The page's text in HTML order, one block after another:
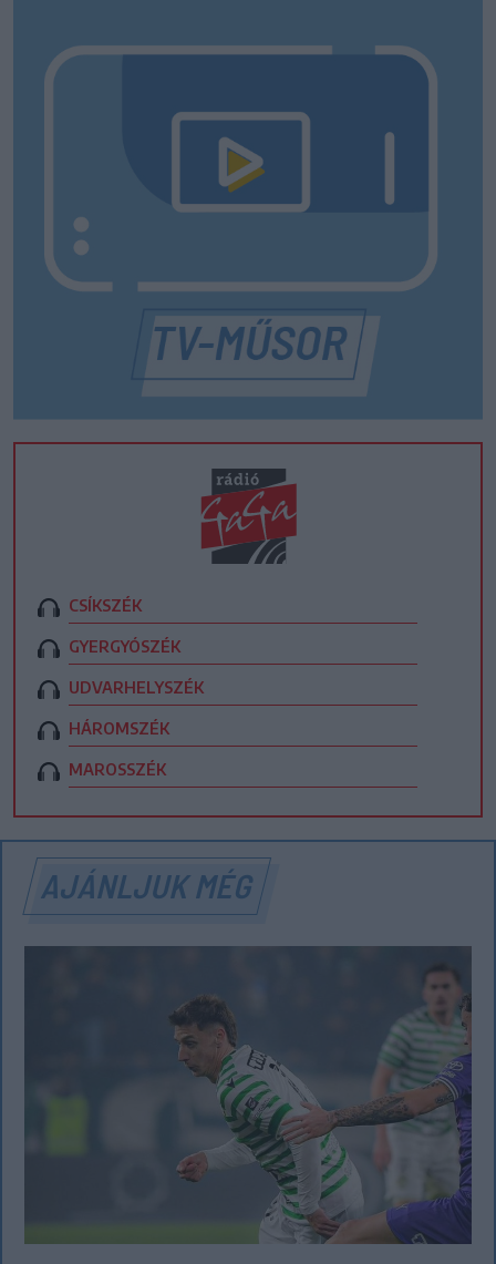
CSÍKSZÉK
GYERGYÓSZÉK
UDVARHELYSZÉK
HÁROMSZÉK
MAROSSZÉK
AJÁNLJUK MÉG